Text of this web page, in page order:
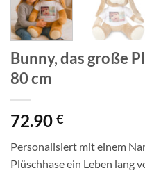
Bunny, das große
80 cm
72.90 €
Personalisiert mit einem
Plüschhase ein Leben lang